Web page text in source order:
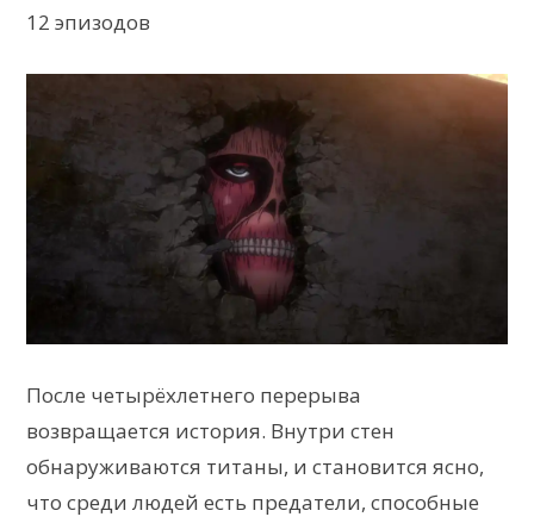
12 эпизодов
После четырёхлетнего перерыва
возвращается история. Внутри стен
обнаруживаются титаны, и становится ясно,
что среди людей есть предатели, способные